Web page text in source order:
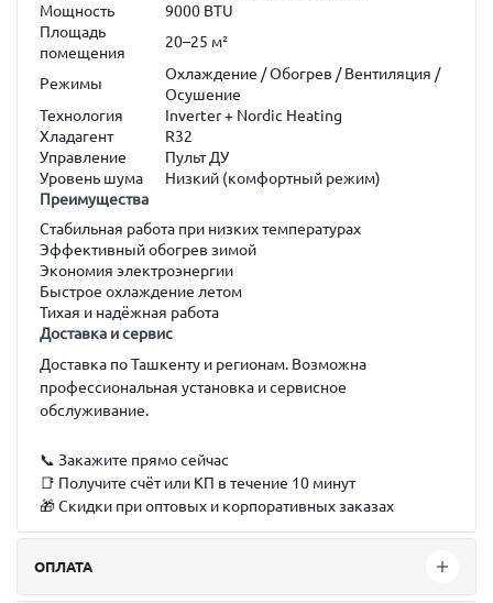
Мощность
9000 BTU
Площадь
помещения
20–25 м²
Режимы
Охлаждение / Обогрев / Вентиляция /
Осушение
Технология
Inverter + Nordic Heating
Хладагент
R32
Управление
Пульт ДУ
Уровень шума
Низкий (комфортный режим)
Преимущества
Стабильная работа при низких температурах
Эффективный обогрев зимой
Экономия электроэнергии
Быстрое охлаждение летом
Тихая и надёжная работа
Доставка и сервис
Доставка по Ташкенту и регионам. Возможна
профессиональная установка и сервисное
обслуживание.
📞 Закажите прямо сейчас
📑 Получите счёт или КП в течение 10 минут
🎁 Скидки при оптовых и корпоративных заказах
ОПЛАТА